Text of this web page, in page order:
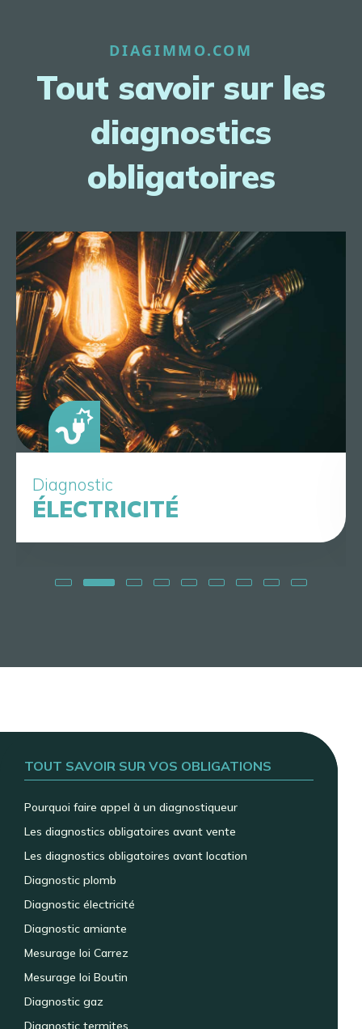
DIAGIMMO.COM
Tout savoir sur les
diagnostics
obligatoires
Diagnostic
ÉLECTRICITÉ
TOUT SAVOIR SUR VOS OBLIGATIONS
Pourquoi faire appel à un diagnostiqueur
Les diagnostics obligatoires avant vente
Les diagnostics obligatoires avant location
Diagnostic plomb
Diagnostic électricité
Diagnostic amiante
Mesurage loi Carrez
Mesurage loi Boutin
Diagnostic gaz
Diagnostic termites